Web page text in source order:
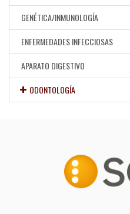
GENÉTICA/INMUNOLOGÍA
ENFERMEDADES INFECCIOSAS
APARATO DIGESTIVO
ODONTOLOGÍA